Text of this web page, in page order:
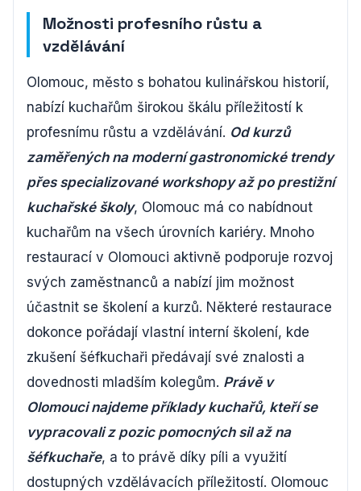
Možnosti profesního růstu a
vzdělávání
Olomouc, město s bohatou kulinářskou historií,
nabízí kuchařům širokou škálu příležitostí k
profesnímu růstu a vzdělávání. Od kurzů
zaměřených na moderní gastronomické trendy
přes specializované workshopy až po prestižní
kuchařské školy, Olomouc má co nabídnout
kuchařům na všech úrovních kariéry. Mnoho
restaurací v Olomouci aktivně podporuje rozvoj
svých zaměstnanců a nabízí jim možnost
účastnit se školení a kurzů. Některé restaurace
dokonce pořádají vlastní interní školení, kde
zkušení šéfkuchaři předávají své znalosti a
dovednosti mladším kolegům. Právě v
Olomouci najdeme příklady kuchařů, kteří se
vypracovali z pozic pomocných sil až na
šéfkuchaře, a to právě díky píli a využití
dostupných vzdělávacích příležitostí. Olomouc